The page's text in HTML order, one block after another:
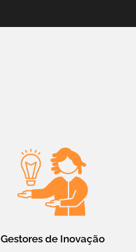
Gestores de Inovação